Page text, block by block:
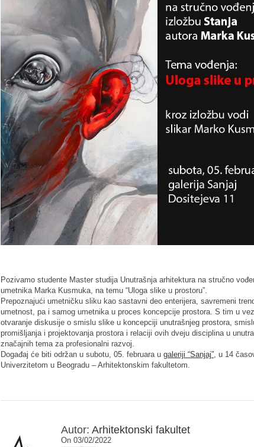
Pozivamo studente Master studija Unutrašnja arhitektura na stručno
umetnika Marka Kusmuka, na temu “Uloga slike u prostoru”.
Prepoznajući umetničku sliku kao sastavni deo enterijera, savremeni
umetnost, pa i samog umetnika u proces koncepcije prostora. S tim u
otvaranje diskusije o smislu slike u koncepciji unutrašnjeg prostora,
promišljanja i projektovanja prostora i relaciji ovih dveju disciplina u
značajnih tema za profesionalni razvoj.
Događaj će biti održan u subotu, 05. februara u galeriji “Sanjaj” , u 14
Univerzitetom u Beogradu – Arhitektonskim fakultetom.
Autor: Arhitektonski fakultet
On 03/02/2022